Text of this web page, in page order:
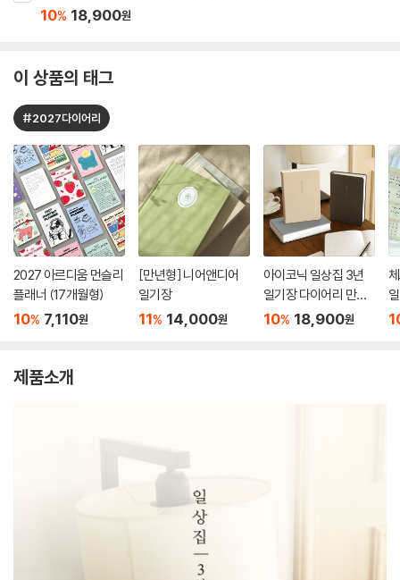
10% 18,900원
이 상품의 태그
#2027다이어리
2027 아르디움 먼슬리
플래너 (17개월형)
10% 7,110원
[만년형] 니어앤디어
일기장
11% 14,000원
아이코닉 일상집 3년
일기장 다이어리 만년
감사일기
10% 18,900원
제품소개